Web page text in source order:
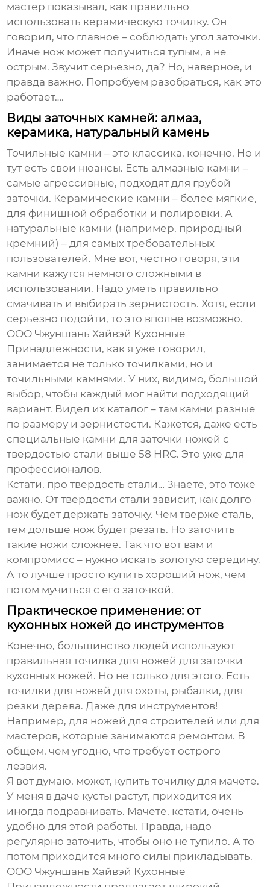
мастер показывал, как правильно
использовать керамическую точилку. Он
говорил, что главное – соблюдать угол заточки.
Иначе нож может получиться тупым, а не
острым. Звучит серьезно, да? Но, наверное, и
правда важно. Попробуем разобраться, как это
работает….
Виды заточных камней: алмаз,
керамика, натуральный камень
Точильные камни – это классика, конечно. Но и
тут есть свои нюансы. Есть алмазные камни –
самые агрессивные, подходят для грубой
заточки. Керамические камни – более мягкие,
для финишной обработки и полировки. А
натуральные камни (например, природный
кремний) – для самых требовательных
пользователей. Мне вот, честно говоря, эти
камни кажутся немного сложными в
использовании. Надо уметь правильно
смачивать и выбирать зернистость. Хотя, если
серьезно подойти, то это вполне возможно.
ООО Чжуншань Хайвэй Кухонные
Принадлежности, как я уже говорил,
занимается не только точилками, но и
точильными камнями. У них, видимо, большой
выбор, чтобы каждый мог найти подходящий
вариант. Видел их каталог – там камни разные
по размеру и зернистости. Кажется, даже есть
специальные камни для заточки ножей с
твердостью стали выше 58 HRC. Это уже для
профессионалов.
Кстати, про твердость стали… Знаете, это тоже
важно. От твердости стали зависит, как долго
нож будет держать заточку. Чем тверже сталь,
тем дольше нож будет резать. Но заточить
такие ножи сложнее. Так что вот вам и
компромисс – нужно искать золотую середину.
А то лучше просто купить хороший нож, чем
потом мучиться с его заточкой.
Практическое применение: от
кухонных ножей до инструментов
Конечно, большинство людей используют
правильная точилка для ножей для заточки
кухонных ножей. Но не только для этого. Есть
точилки для ножей для охоты, рыбалки, для
резки дерева. Даже для инструментов!
Например, для ножей для строителей или для
мастеров, которые занимаются ремонтом. В
общем, чем угодно, что требует острого
лезвия.
Я вот думаю, может, купить точилку для мачете.
У меня в даче кусты растут, приходится их
иногда подравнивать. Мачете, кстати, очень
удобно для этой работы. Правда, надо
регулярно заточить, чтобы оно не тупило. А то
потом приходится много силы прикладывать.
ООО Чжуншань Хайвэй Кухонные